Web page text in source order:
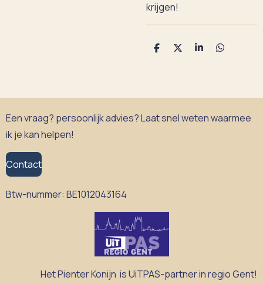
krijgen!
D
D
S
D
Een vraag? persoonlijk advies? Laat snel weten waarmee
ik je kan helpen!
Contact
Btw-nummer: BE1012043164
Het Pienter Konijn is UiTPAS-partner in regio Gent!